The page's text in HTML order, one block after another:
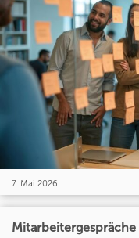
7. Mai 2026